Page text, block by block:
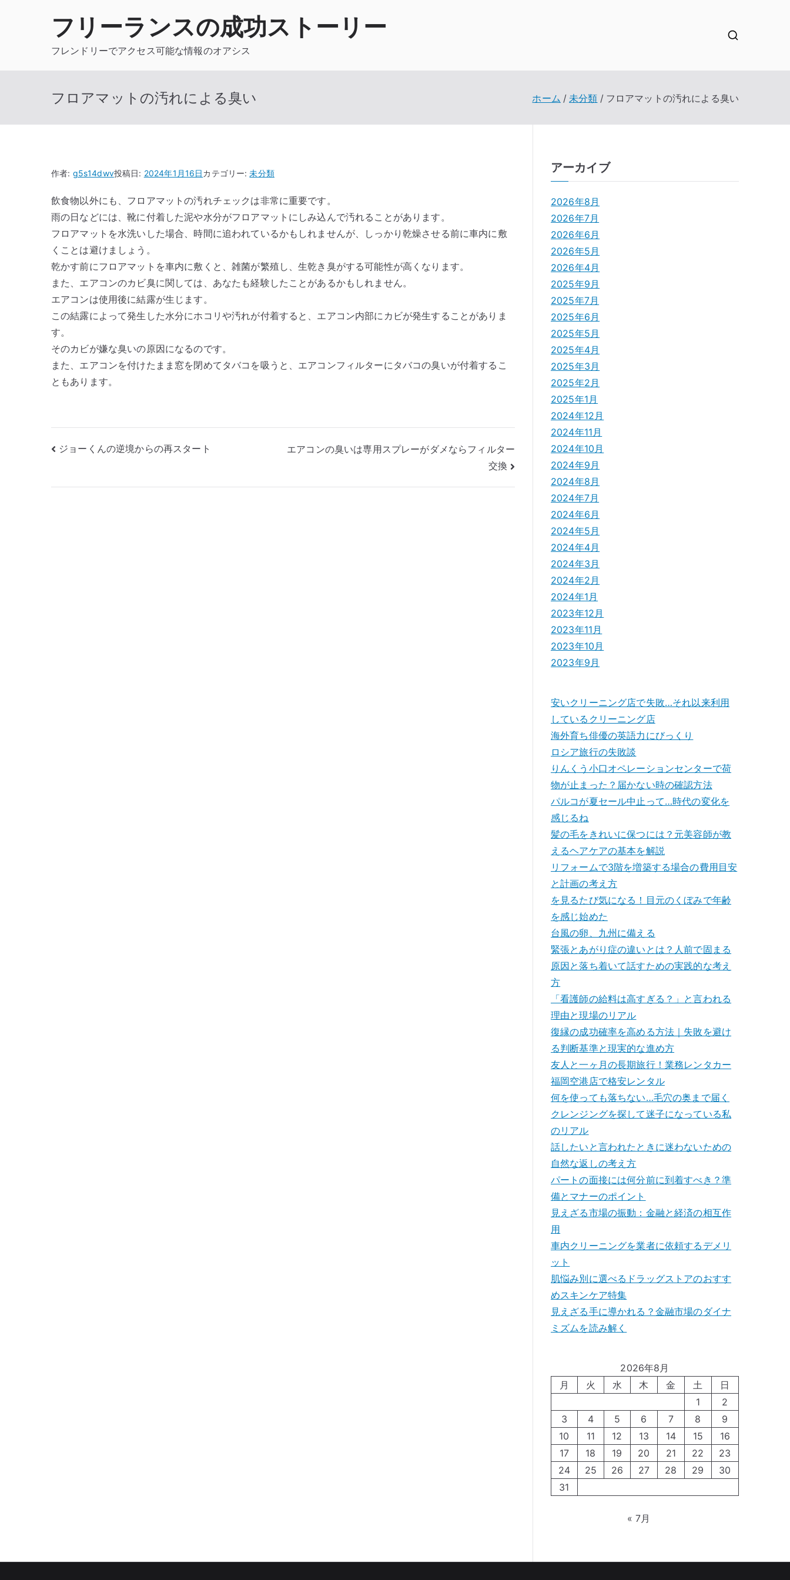
フリーランスの成功ストーリー
フレンドリーでアクセス可能な情報のオアシス
フロアマットの汚れによる臭い ホーム 未分類 フロアマットの汚れによる臭い
作者: g5s14dwv投稿日: 2024年1月16日カテゴリー:未分類
飲食物以外にも、フロアマットの汚れチェックは非常に重要です。
雨の日などには、靴に付着した泥や水分がフロアマットにしみ込んで汚れることがあります。
フロアマットを水洗いした場合、時間に追われているかもしれませんが、しっかり乾燥させる前に車内に敷
くことは避けましょう。
乾かす前にフロアマットを車内に敷くと、雑菌が繁殖し、生乾き臭がする可能性が高くなります。
また、エアコンのカビ臭に関しては、あなたも経験したことがあるかもしれません。
エアコンは使用後に結露が生じます。
この結露によって発生した水分にホコリや汚れが付着すると、エアコン内部にカビが発生することがありま
す。
そのカビが嫌な臭いの原因になるのです。
また、エアコンを付けたまま窓を閉めてタバコを吸うと、エアコンフィルターにタバコの臭いが付着するこ
ともあります。
投ジョーくんの逆境からの再スタート
エアコンの臭いは専用スプレーがダメならフィルター
交換
アーカイブ
2026年8月
2026年7月
2026年6月
2026年5月
2026年4月
2025年9月
2025年7月
2025年6月
2025年5月
2025年4月
2025年3月
2025年2月
2025年1月
2024年12月
2024年11月
2024年10月
2024年9月
2024年8月
2024年7月
2024年6月
2024年5月
2024年4月
2024年3月
2024年2月
2024年1月
2023年12月
2023年11月
2023年10月
2023年9月
安いクリーニング店で失敗…それ以来利用
しているクリーニング店
海外育ち俳優の英語力にびっくり
ロシア旅行の失敗談
りんくう小口オペレーションセンターで荷
物が止まった？届かない時の確認方法
パルコが夏セール中止って…時代の変化を
感じるね
髪の毛をきれいに保つには？元美容師が教
えるヘアケアの基本を解説
リフォームで3階を増築する場合の費用目安
と計画の考え方
を見るたび気になる！目元のくぼみで年齢
を感じ始めた
台風の卵、九州に備える
緊張とあがり症の違いとは？人前で固まる
原因と落ち着いて話すための実践的な考え
方
「看護師の給料は高すぎる？」と言われる
理由と現場のリアル
復縁の成功確率を高める方法｜失敗を避け
る判断基準と現実的な進め方
友人と一ヶ月の長期旅行！業務レンタカー
福岡空港店で格安レンタル
何を使っても落ちない…毛穴の奥まで届く
クレンジングを探して迷子になっている私
のリアル
話したいと言われたときに迷わないための
自然な返しの考え方
パートの面接には何分前に到着すべき？準
備とマナーのポイント
見えざる市場の振動：金融と経済の相互作
用
車内クリーニングを業者に依頼するデメリ
ット
肌悩み別に選べるドラッグストアのおすす
めスキンケア特集
見えざる手に導かれる？金融市場のダイナ
ミズムを読み解く
2026年8月
月
火 水 木 金 土
日
1
2
3
4 5 6 7 8
9
10
11 12 13 14 15
16
17
18 19 20 21 22
23
24
25 26 27 28 29
30
31
« 7月